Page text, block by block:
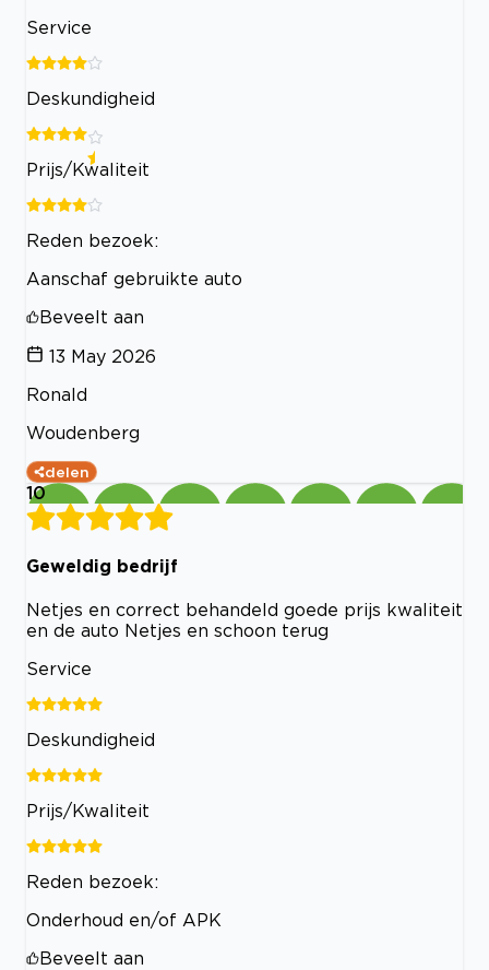
Service
Deskundigheid
Prijs/Kwaliteit
Reden bezoek:
Aanschaf gebruikte auto
Beveelt aan
13 May 2026
Ronald
Woudenberg
delen
10
Geweldig bedrijf
Netjes en correct behandeld goede prijs kwaliteit
en de auto Netjes en schoon terug
Service
Deskundigheid
Prijs/Kwaliteit
Reden bezoek:
Onderhoud en/of APK
Beveelt aan